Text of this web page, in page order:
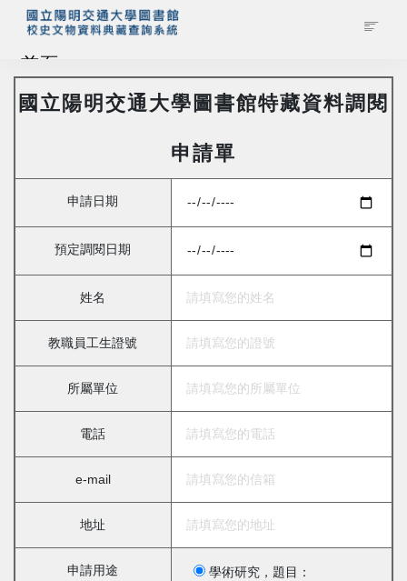
首頁
藏品查詢
管理者登入
國立陽明交通大學圖書館特藏資料調閱
申請單
申請日期
預定調閱日期
姓名
教職員工生證號
所屬單位
電話
e-mail
地址
申請用途 學術研究，題目：